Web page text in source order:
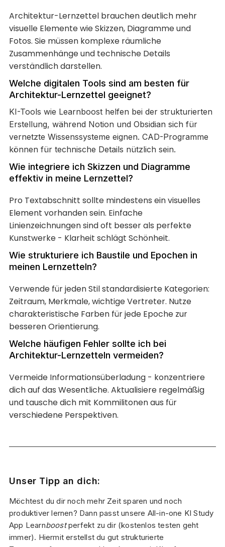
Architektur-Lernzettel brauchen deutlich mehr
visuelle Elemente wie Skizzen, Diagramme und
Fotos. Sie müssen komplexe räumliche
Zusammenhänge und technische Details
verständlich darstellen.
Welche digitalen Tools sind am besten für
Architektur-Lernzettel geeignet?
KI-Tools wie Learnboost helfen bei der strukturierten
Erstellung, während Notion und Obsidian sich für
vernetzte Wissenssysteme eignen. CAD-Programme
können für technische Details nützlich sein.
Wie integriere ich Skizzen und Diagramme
effektiv in meine Lernzettel?
Pro Textabschnitt sollte mindestens ein visuelles
Element vorhanden sein. Einfache
Linienzeichnungen sind oft besser als perfekte
Kunstwerke - Klarheit schlägt Schönheit.
Wie strukturiere ich Baustile und Epochen in
meinen Lernzetteln?
Verwende für jeden Stil standardisierte Kategorien:
Zeitraum, Merkmale, wichtige Vertreter. Nutze
charakteristische Farben für jede Epoche zur
besseren Orientierung.
Welche häufigen Fehler sollte ich bei
Architektur-Lernzetteln vermeiden?
Vermeide Informationsüberladung - konzentriere
dich auf das Wesentliche. Aktualisiere regelmäßig
und tausche dich mit Kommilitonen aus für
verschiedene Perspektiven.
Unser Tipp an dich:
Möchtest du dir noch mehr Zeit sparen und noch
produktiver lernen? Dann passt unsere All-in-one KI Study
App Learnboostperfekt zu dir (kostenlos testen geht
immer). Hiermit erstellst du gut strukturierte